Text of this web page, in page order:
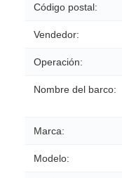
Código postal:
Vendedor:
Operación:
Nombre del barco:
Marca:
Modelo: